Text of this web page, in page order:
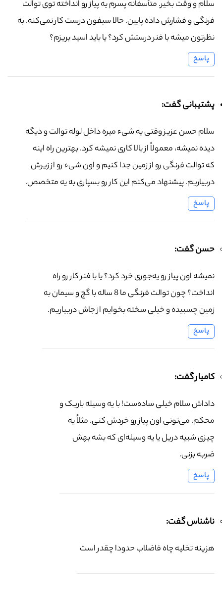
سلام و وقت بخیر. متأسفانه پسرم یه پیاز رو انداخته توی توالت
فرنگی و فشارش داده پایین. حالا سیفون درست کار نمی‌کنه. به
نظرتون میشه با فنر درستش کرد؟ یا باید اسید بریزم؟
پاسخ
پشتیبانی گفت:
سلام حسن عزیز وقتی یه شیء میره داخل لوله توالت و دیگه
دیده نمیشه، معمولاً از بالا کاری نمیشه کرد. بهترین راه اینه
که توالت فرنگی رو از زمین جدا کنیم و اون شیء رو از زیرش
دربیاریم. پیشنهاد می‌کنم این کار رو بسپاری به یه متخصص.
پاسخ
حسن گفت:
نمیشه اون پیاز رو یه‌جوری خرد کرد؟ یا با فنر کار رو راه
انداخت؟ چون توالت فرنگی ما 8 ساله با گچ و سیمان به
زمین چسبیده و خیلی سخته بخوایم از جاش دربیاریم.
پاسخ
کامیار گفت:
داداش سلام خیلی ساده‌ست! با یه وسیله باریک و
محکم، می‌تونی اون پیاز رو خردش کنی. مثلاً یه
چیزی شبیه دریل یا یه وسیله‌ای که بشه بهش
ضربه بزنی.
پاسخ
ناشناس گفت:
هزینه تخلیه چاه فاضلاب حدودا چقدر است